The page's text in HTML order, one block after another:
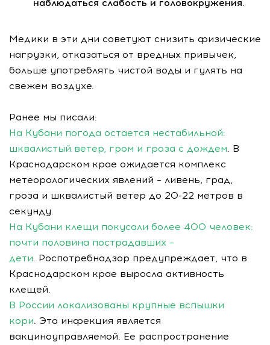
наблюдаться слабость и головокружения.
Медики в эти дни советуют снизить физические
нагрузки, отказаться от вредных привычек,
больше употреблять чистой воды и гулять на
свежем воздухе.
Ранее мы писали:
На Кубани погода остается нестабильной:
шквалистый ветер, гром и гроза с дождем. В
Краснодарском крае ожидается комплекс
метеорологических явлений – ливень, град,
гроза и шквалистый ветер до 20-22 метров в
секунду.
На Кубани клещи покусали более 400 человек:
почти половина пострадавших –
дети. Роспотребнадзор предупреждает, что в
Краснодарском крае выросла активность
клещей.
В России локализованы крупные вспышки
кори. Эта инфекция является
вакциноуправляемой. Ее распространение